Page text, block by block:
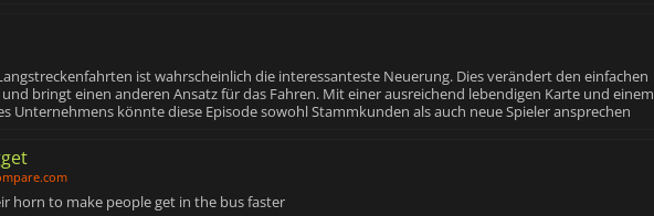
ist wahrscheinlich die interessanteste Neuerung. Dies verändert den einfachen
bringt einen anderen Ansatz für das Fahren. Mit einer ausreichend lebendigen Karte und einem
Unternehmens könnte diese Episode sowohl Stammkunden als auch neue Spieler ansprechen
horn to make people get in the bus faster